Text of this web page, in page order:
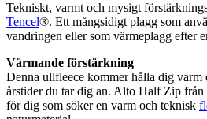
Tekniskt, varmt och mysigt
Tencel®. Ett mångsidigt plagg som
vandringen eller som värmeplagg efter
Värmande förstärkning
Denna ullfleece kommer hålla dig varm
årstider du tar dig an. Alto Half Zip
för dig som söker en varm och teknisk